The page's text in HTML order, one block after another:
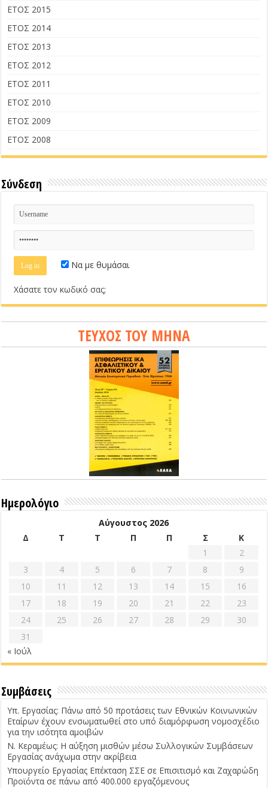
ΕΤΟΣ 2015
ΕΤΟΣ 2014
ΕΤΟΣ 2013
ΕΤΟΣ 2012
ΕΤΟΣ 2011
ΕΤΟΣ 2010
ΕΤΟΣ 2009
ΕΤΟΣ 2008
Σύνδεση
Να με θυμάσαι
Χάσατε τον κωδικό σας;
ΤΕΥΧΟΣ ΤΟΥ ΜΗΝΑ
Ημερολόγιο
Αύγουστος 2026
Δ
Τ Τ Π Π Σ
Κ
1
2
3
4 5 6 7 8
9
10
11 12 13 14 15
16
17
18 19 20 21 22
23
24
25 26 27 28 29
30
31
« Ιούλ
Συμβάσεις
Υπ. Εργασίας: Πάνω από 50 προτάσεις των Εθνικών Κοινωνικών
Εταίρων έχουν ενσωματωθεί στο υπό διαμόρφωση νομοσχέδιο
για την ισότητα αμοιβών
Ν. Κεραμέως: Η αύξηση μισθών μέσω Συλλογικών Συμβάσεων
Εργασίας ανάχωμα στην ακρίβεια
Υπουργείο Εργασίας Επέκταση ΣΣΕ σε Επισιτισμό και Ζαχαρώδη
Προϊόντα σε πάνω από 400.000 εργαζόμενους